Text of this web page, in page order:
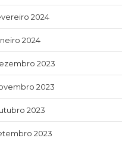
2024
2024
2023
2023
2023
2023